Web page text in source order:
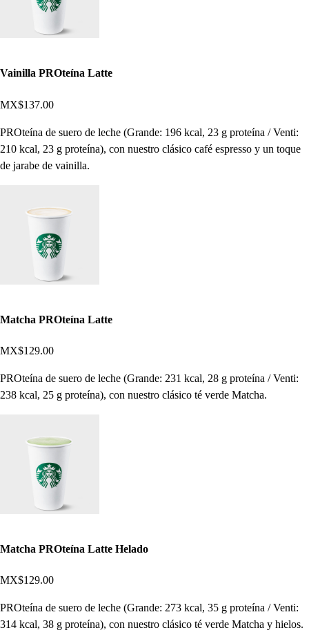
Vainilla PROteína Latte
MX$137.00
PROteína de suero de leche (Grande: 196 kcal, 23 g proteína / Venti:
210 kcal, 23 g proteína), con nuestro clásico café espresso y un toque
de jarabe de vainilla.
Matcha PROteína Latte
MX$129.00
PROteína de suero de leche (Grande: 231 kcal, 28 g proteína / Venti:
238 kcal, 25 g proteína), con nuestro clásico té verde Matcha.
Matcha PROteína Latte Helado
MX$129.00
PROteína de suero de leche (Grande: 273 kcal, 35 g proteína / Venti:
314 kcal, 38 g proteína), con nuestro clásico té verde Matcha y hielos.